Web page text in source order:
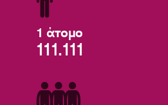
1 άτομο
111.111